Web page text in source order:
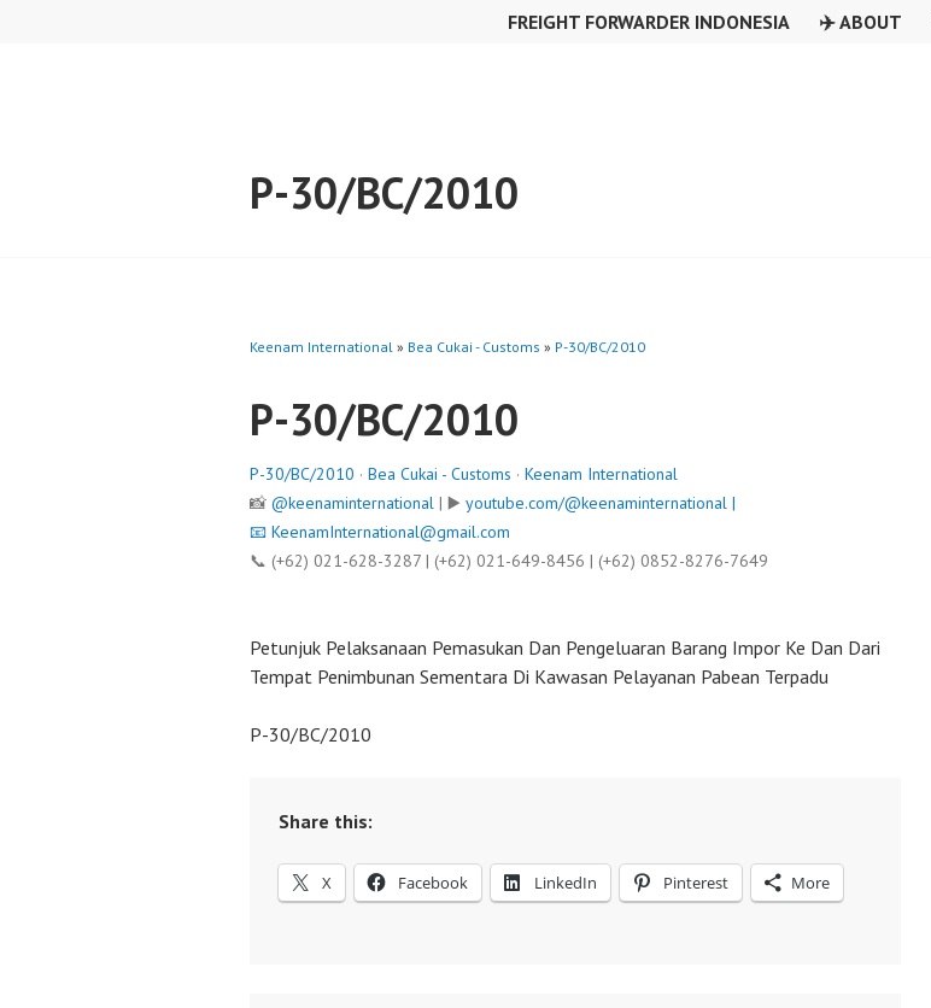
FREIGHT FORWARDER INDONESIA ✈️ ABOUT
P-30/BC/2010
Keenam International » Bea Cukai - Customs » P-30/BC/2010
P-30/BC/2010
P-30/BC/2010 · Bea Cukai - Customs · Keenam International
📸 @keenaminternational | ▶️ youtube.com/@keenaminternational |
📧 KeenamInternational@gmail.com
📞 (+62) 021-628-3287 | (+62) 021-649-8456 | (+62) 0852-8276-7649
Petunjuk Pelaksanaan Pemasukan Dan Pengeluaran Barang Impor Ke Dan Dari
Tempat Penimbunan Sementara Di Kawasan Pelayanan Pabean Terpadu
P-30/BC/2010
Share this:
X Facebook LinkedIn Pinterest More